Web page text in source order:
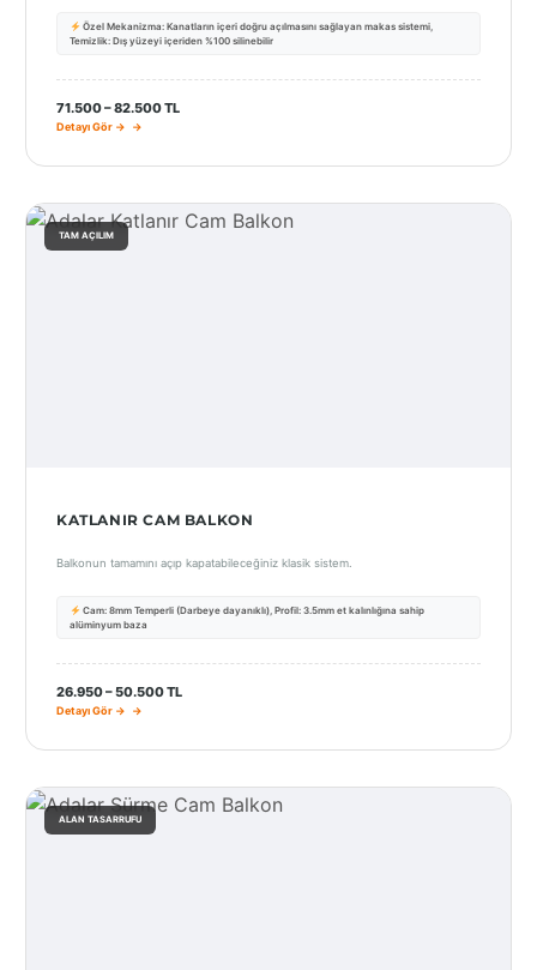
Özel Mekanizma: Kanatların içeri doğru açılmasını sağlayan makas sistemi,
Temizlik: Dış yüzeyi içeriden %100 silinebilir
71.500 – 82.500 TL
Detayı Gör →
TAM AÇILIM
KATLANIR CAM BALKON
Balkonun tamamını açıp kapatabileceğiniz klasik sistem.
Cam: 8mm Temperli (Darbeye dayanıklı), Profil: 3.5mm et kalınlığına sahip
alüminyum baza
26.950 – 50.500 TL
Detayı Gör →
ALAN TASARRUFU